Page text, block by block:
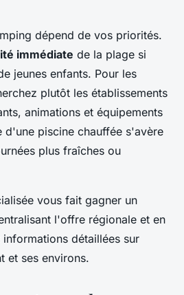
dépend de vos priorités.
immédiate de la plage si
jeunes enfants. Pour les
plutôt les établissements
animations et équipements
d'une piscine chauffée s'avère
plus fraîches ou
vous fait gagner un
l'offre régionale et en
détaillées sur
et ses environs.